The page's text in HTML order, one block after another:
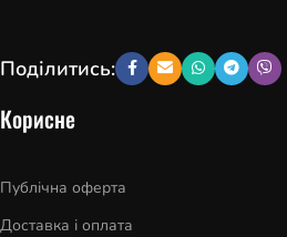
Поділитись:
Корисне
Публічна оферта
Доставка і оплата